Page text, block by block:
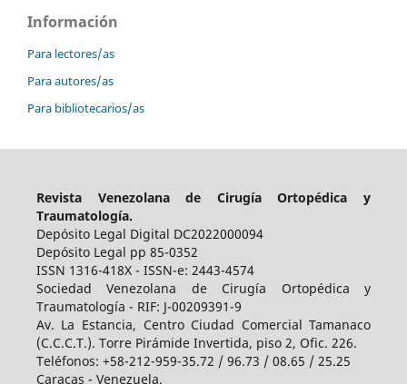
Información
Para lectores/as
Para autores/as
Para bibliotecarios/as
Revista Venezolana de Cirugía Ortopédica y
Traumatología.
Depósito Legal Digital DC2022000094
Depósito Legal pp 85-0352
ISSN 1316-418X - ISSN-e: 2443-4574
Sociedad Venezolana de Cirugía Ortopédica y
Traumatología - RIF: J-00209391-9
Av. La Estancia, Centro Ciudad Comercial Tamanaco
(C.C.C.T.). Torre Pirámide Invertida, piso 2, Ofic. 226.
Teléfonos: +58-212-959-35.72 / 96.73 / 08.65 / 25.25
Caracas - Venezuela.